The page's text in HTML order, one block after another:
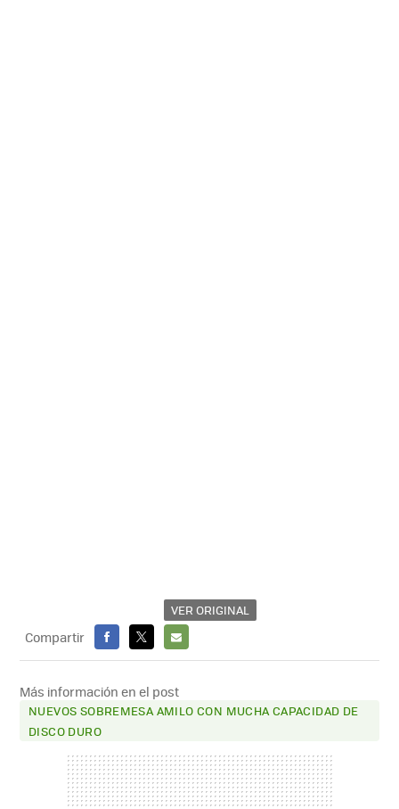
VER ORIGINAL
Compartir
FACEBOOK
X
E-
MAIL
Más información en el post
NUEVOS SOBREMESA AMILO CON MUCHA CAPACIDAD DE
DISCO DURO